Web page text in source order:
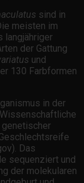
sind in
meisten im
langjähriger
der Gattung
und
130 Farbformen
in der
genetischer
Das
sequenziert und
der molekularen